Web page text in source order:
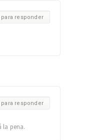
responder
responder
la pena.